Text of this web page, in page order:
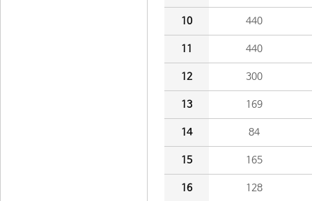
10 440
11 440
12 300
13 169
14 84
15 165
16 128